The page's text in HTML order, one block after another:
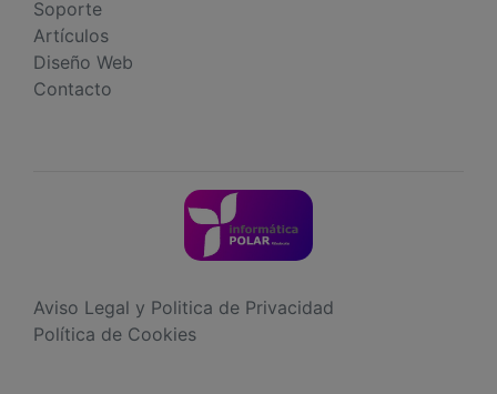
Soporte
Artículos
Diseño Web
Contacto
Aviso Legal y Politica de Privacidad
Política de Cookies